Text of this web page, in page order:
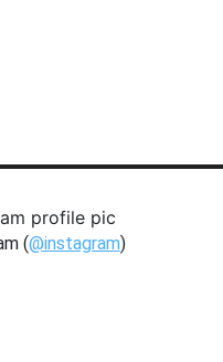
(@instagram)